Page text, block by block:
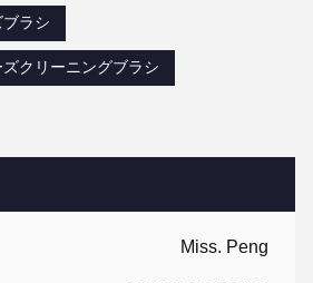
Miss. Peng
ラシ
クリーニングブラシ